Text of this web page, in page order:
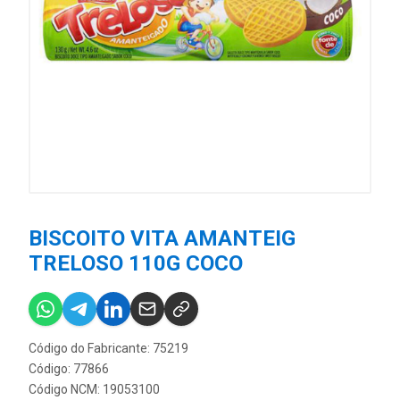
BISCOITO VITA AMANTEIG
TRELOSO 110G COCO
Código do Fabricante: 75219
Código: 77866
Código NCM: 19053100